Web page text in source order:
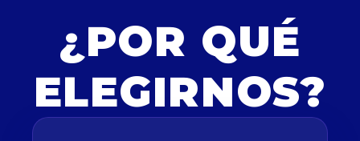
¿POR QUÉ
ELEGIRNOS?